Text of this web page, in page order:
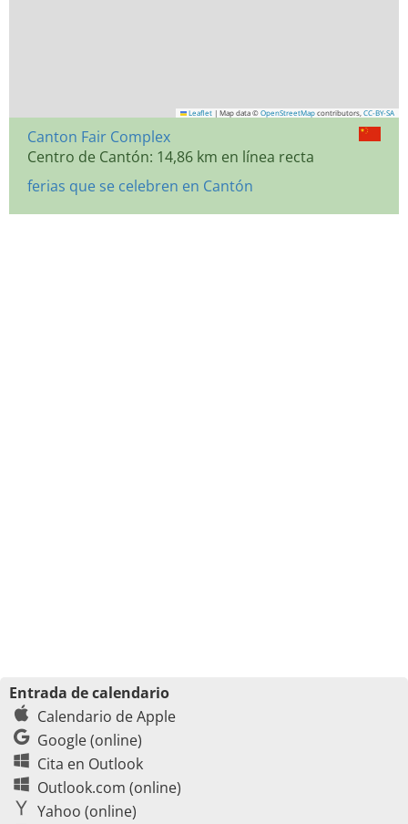
Leaflet | Map data © OpenStreetMap contributors, CC-BY-SA
Canton Fair Complex
Centro de Cantón: 14,86 km en línea recta
ferias que se celebren en Cantón
Entrada de calendario
Calendario de Apple
Google (online)
Cita en Outlook
Outlook.com (online)
Yahoo (online)